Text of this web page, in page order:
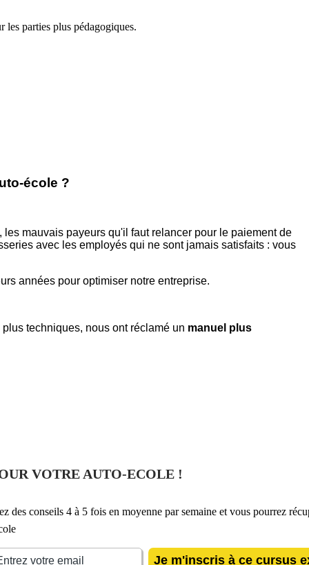
les parties plus pédagogiques.
école ?
mauvais payeurs qu'il faut relancer pour le paiement de
avec les employés qui ne sont jamais satisfaits : vous
années pour optimiser notre entreprise.
techniques, nous ont réclamé un manuel plus
VOTRE AUTO-ECOLE !
des conseils 4 à 5 fois en moyenne par semaine et vous pourrez